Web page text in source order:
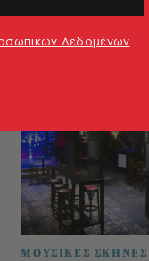
διοργανώνει πολλές
ζωντανές μουσικές
ΜΟΥΣΙΚΕΣ ΣΚΗΝΕΣ
Δεδομένων